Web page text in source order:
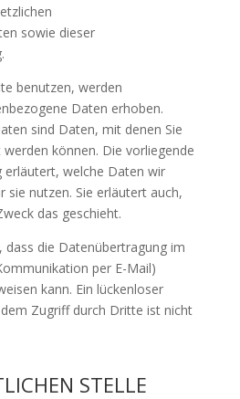
sowie dieser
benutzen, werden
Daten erhoben.
sind Daten, mit denen Sie
können. Die vorliegende
erläutert, welche Daten wir
sie nutzen. Sie erläutert auch,
das geschieht.
dass die Datenübertragung im
per E-Mail)
kann. Ein lückenloser
Zugriff durch Dritte ist nicht
STELLE